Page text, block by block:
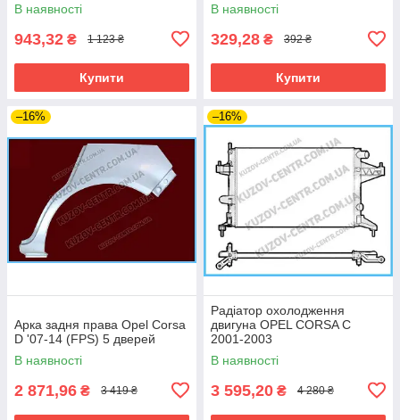
В наявності
943,32 ₴ 1 123 ₴
Купити
В наявності
329,28 ₴ 392 ₴
Купити
–16%
Арка задня права Opel Corsa
D '07-14 (FPS) 5 дверей
В наявності
2 871,96 ₴ 3 419 ₴
–16%
Радіатор охолодження
двигуна OPEL CORSA C
2001-2003
В наявності
3 595,20 ₴ 4 280 ₴